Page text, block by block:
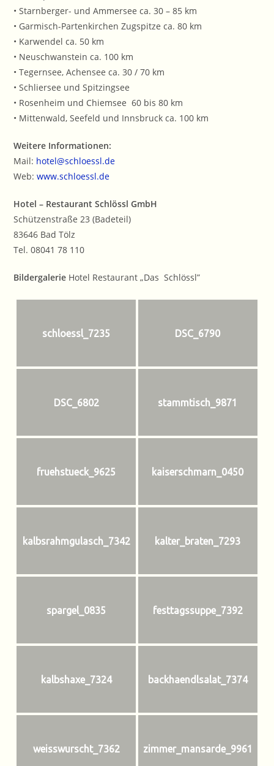
• Starnberger- und Ammersee ca. 30 – 85 km
• Garmisch-Partenkirchen Zugspitze ca. 80 km
• Karwendel ca. 50 km
• Neuschwanstein ca. 100 km
• Tegernsee, Achensee ca. 30 / 70 km
• Schliersee und Spitzingsee
• Rosenheim und Chiemsee 60 bis 80 km
• Mittenwald, Seefeld und Innsbruck ca. 100 km
Weitere Informationen:
Mail: hotel@schloessl.de
Web:www.schloessl.de
Hotel – Restaurant Schlössl GmbH
Schützenstraße 23 (Badeteil)
83646 Bad Tölz
Tel. 08041 78 110
Bildergalerie Hotel Restaurant „Das Schlössl”
schloessl_7235 DSC_6790
DSC_6802 stammtisch_9871
fruehstueck_9625 kaiserschmarn_0450
kalbsrahmgulasch_7342 kalter_braten_7293
spargel_0835 festtagssuppe_7392
kalbshaxe_7324 backhaendlsalat_7374
weisswurscht_7362 zimmer_mansarde_9961